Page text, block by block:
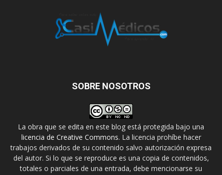
SOBRE NOSOTROS
La obra que se edita en este blog está protegida bajo una
licencia de Creative Commons. La licencia prohíbe hacer
trabajos derivados de su contenido salvo autorización expresa
del autor. Si lo que se reproduce es una copia de contenidos,
totales o parciales de una entrada, debe mencionarse su